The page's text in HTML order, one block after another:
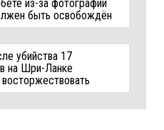
из-за фотографии
быть освобождён
убийства 17
на Шри-Ланке